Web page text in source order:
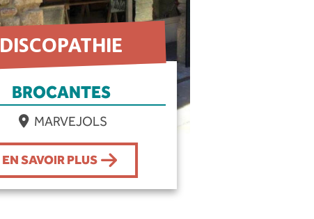
DISCOPATHIE
BROCANTES
MARVEJOLS
EN SAVOIR PLUS